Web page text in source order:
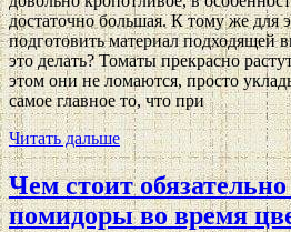
достаточно большая. К тому же для
подготовить материал подходящей
это делать? Томаты прекрасно
этом они не ломаются, просто
самое главное то, что при
Читать дальше
Чем стоит
помидоры во время